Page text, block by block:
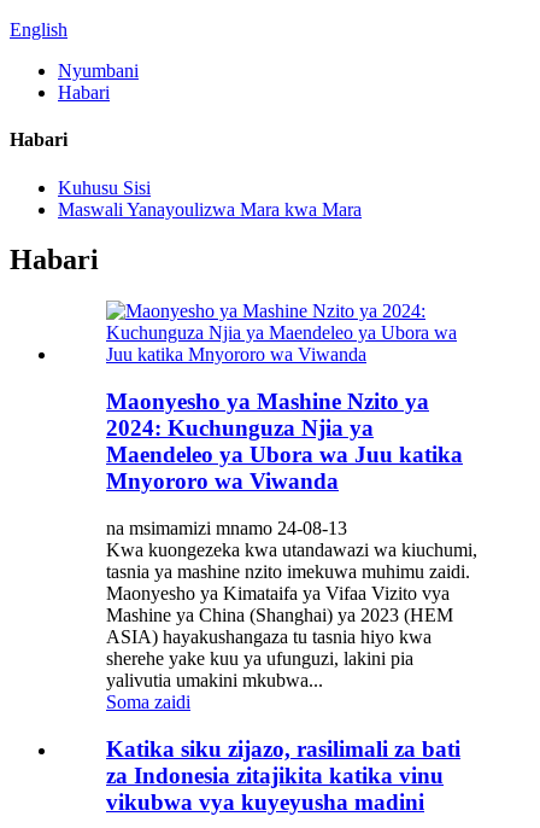
English
Nyumbani
Habari
Habari
Kuhusu Sisi
Maswali Yanayoulizwa Mara kwa Mara
Habari
Maonyesho ya Mashine Nzito ya
2024: Kuchunguza Njia ya
Maendeleo ya Ubora wa Juu katika
Mnyororo wa Viwanda
na msimamizi mnamo 24-08-13
Kwa kuongezeka kwa utandawazi wa kiuchumi,
tasnia ya mashine nzito imekuwa muhimu zaidi.
Maonyesho ya Kimataifa ya Vifaa Vizito vya
Mashine ya China (Shanghai) ya 2023 (HEM
ASIA) hayakushangaza tu tasnia hiyo kwa
sherehe yake kuu ya ufunguzi, lakini pia
yalivutia umakini mkubwa...
Soma zaidi
Katika siku zijazo, rasilimali za bati
za Indonesia zitajikita katika vinu
vikubwa vya kuyeyusha madini